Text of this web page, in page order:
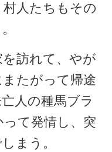
村人たちもその
訪れて、やが
たがって帰途
人の種馬ブラ
て発情し、突
まう。